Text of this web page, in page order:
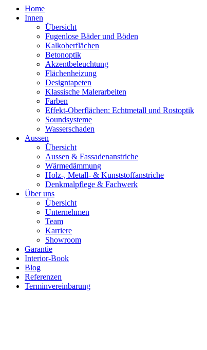
Home
Innen
Übersicht
Fugenlose Bäder und Böden
Kalkoberflächen
Betonoptik
Akzentbeleuchtung
Flächenheizung
Designtapeten
Klassische Malerarbeiten
Farben
Effekt-Oberflächen: Echtmetall und Rostoptik
Soundsysteme
Wasserschaden
Aussen
Übersicht
Aussen & Fassadenanstriche
Wärmedämmung
Holz-, Metall- & Kunststoffanstriche
Denkmalpflege & Fachwerk
Über uns
Übersicht
Unternehmen
Team
Karriere
Showroom
Garantie
Interior-Book
Blog
Referenzen
Terminvereinbarung